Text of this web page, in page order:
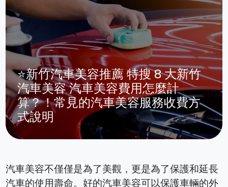
⭐新竹汽車美容推薦 特搜 8 大新竹
汽車美容 汽車美容費用怎麼計
算？！常見的汽車美容服務收費方
式說明
汽車美容不僅僅是為了美觀，更是為了保護和延長
汽車的使用壽命。好的汽車美容可以保護車輛的外